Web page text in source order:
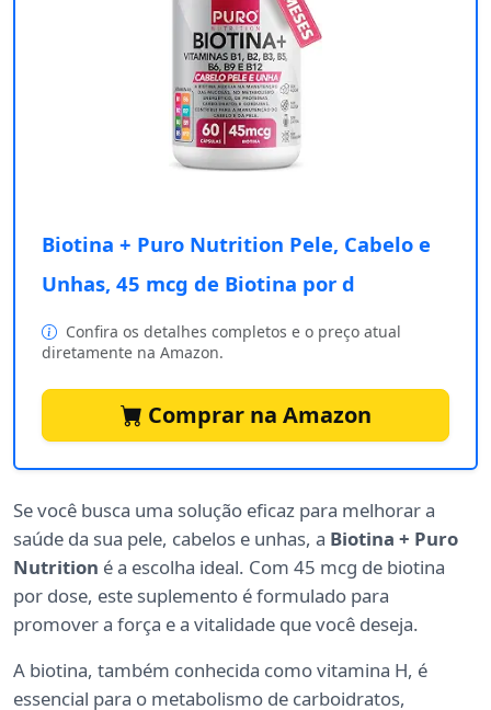
Biotina + Puro Nutrition Pele, Cabelo e
Unhas, 45 mcg de Biotina por d
Confira os detalhes completos e o preço atual
diretamente na Amazon.
Comprar na Amazon
Se você busca uma solução eficaz para melhorar a
saúde da sua pele, cabelos e unhas, a Biotina + Puro
Nutrition é a escolha ideal. Com 45 mcg de biotina
por dose, este suplemento é formulado para
promover a força e a vitalidade que você deseja.
A biotina, também conhecida como vitamina H, é
essencial para o metabolismo de carboidratos,